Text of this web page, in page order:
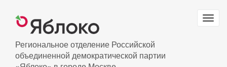
основному
Региональное отделение Российской
объединенной демократической партии